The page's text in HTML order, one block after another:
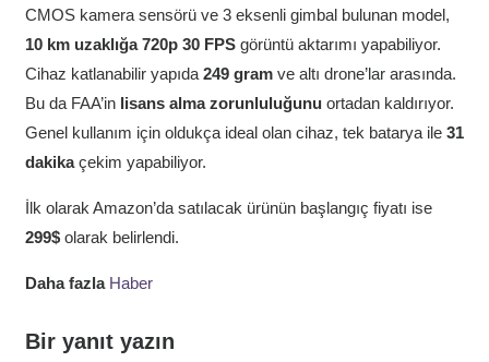
CMOS kamera sensörü ve 3 eksenli gimbal bulunan model,
10 km uzaklığa 720p 30 FPSgörüntü aktarımı yapabiliyor.
Cihaz katlanabilir yapıda 249 gramve altı drone’lar arasında.
Bu da FAA’in lisans alma zorunluluğunuortadan kaldırıyor.
Genel kullanım için oldukça ideal olan cihaz, tek batarya ile 31
dakikaçekim yapabiliyor.
İlk olarak Amazon’da satılacak ürünün başlangıç fiyatı ise
299$olarak belirlendi.
Daha fazla Haber
Bir yanıt yazın